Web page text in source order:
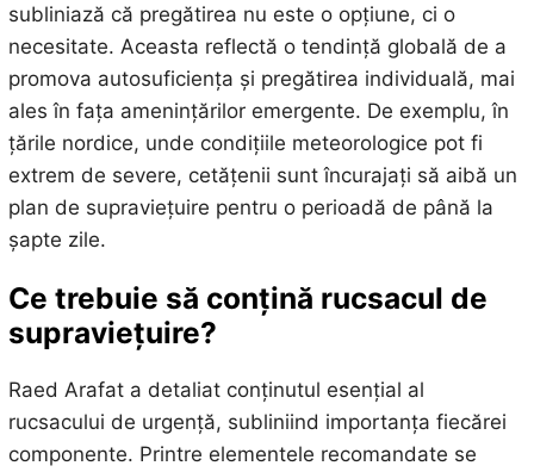
subliniază că pregătirea nu este o opțiune, ci o
necesitate. Aceasta reflectă o tendință globală de a
promova autosuficiența și pregătirea individuală, mai
ales în fața amenințărilor emergente. De exemplu, în
țările nordice, unde condițiile meteorologice pot fi
extrem de severe, cetățenii sunt încurajați să aibă un
plan de supraviețuire pentru o perioadă de până la
șapte zile.
Ce trebuie să conțină rucsacul de
supraviețuire?
Raed Arafat a detaliat conținutul esențial al
rucsacului de urgență, subliniind importanța fiecărei
componente. Printre elementele recomandate se